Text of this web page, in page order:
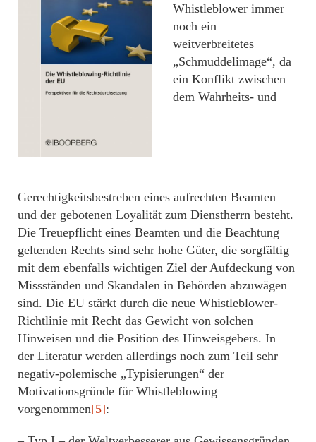
Whistleblower immer
noch ein
weitverbreitetes
„Schmuddelimage“, da
ein Konflikt zwischen
dem Wahrheits- und
Gerechtigkeitsbestreben eines aufrechten Beamten
und der gebotenen Loyalität zum Dienstherrn besteht.
Die Treuepflicht eines Beamten und die Beachtung
geltenden Rechts sind sehr hohe Güter, die sorgfältig
mit dem ebenfalls wichtigen Ziel der Aufdeckung von
Missständen und Skandalen in Behörden abzuwägen
sind. Die EU stärkt durch die neue Whistleblower-
Richtlinie mit Recht das Gewicht von solchen
Hinweisen und die Position des Hinweisgebers. In
der Literatur werden allerdings noch zum Teil sehr
negativ-polemische „Typisierungen“ der
Motivationsgründe für Whistleblowing
vorgenommen[5]: